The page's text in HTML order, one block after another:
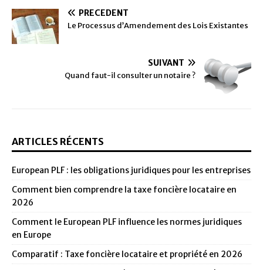
PRÉCÉDENT
Le Processus d’Amendement des Lois Existantes
SUIVANT
Quand faut-il consulter un notaire ?
ARTICLES RÉCENTS
European PLF : les obligations juridiques pour les entreprises
Comment bien comprendre la taxe foncière locataire en
2026
Comment le European PLF influence les normes juridiques
en Europe
Comparatif : Taxe foncière locataire et propriété en 2026